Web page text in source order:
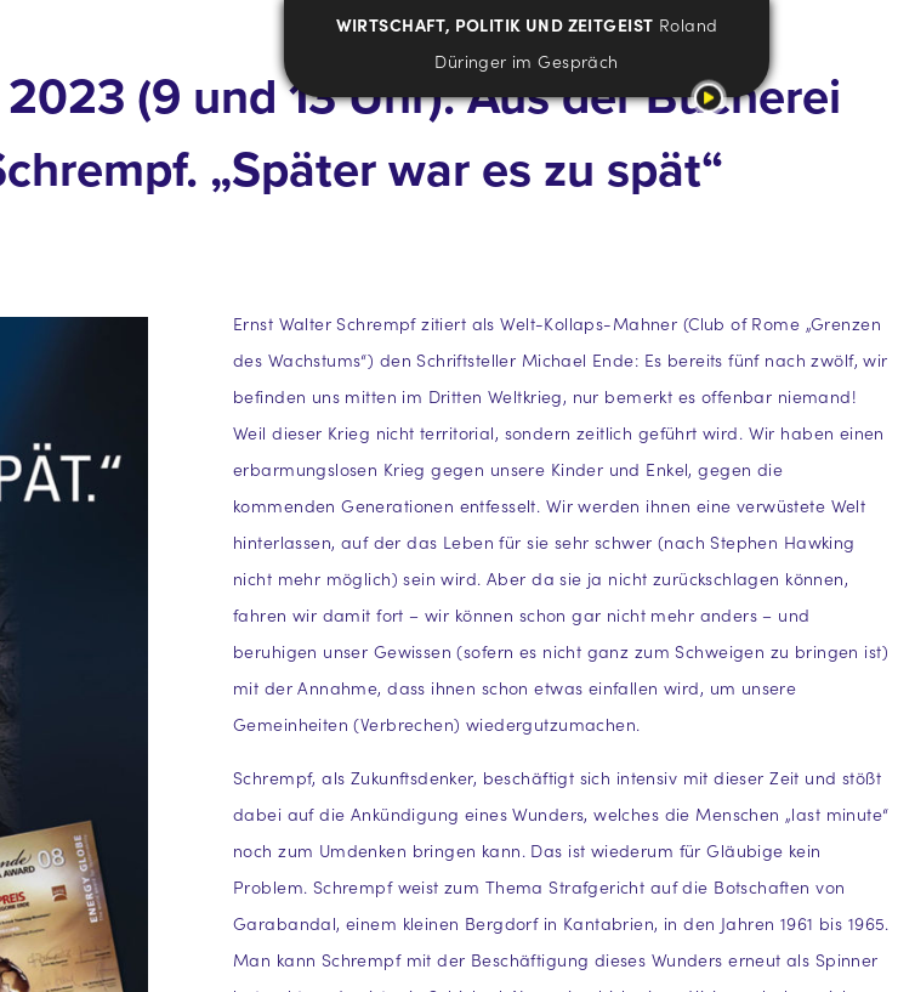
WIRTSCHAFT, POLITIK UND ZEITGEIST Roland
Düringer im Gespräch
(9 und 13 Uhr): Aus der Bücherei
„Später war es zu spät“
Ernst Walter Schrempf zitiert als Welt-Kollaps-Mahner (Club of Rome „Grenzen
des Wachstums“) den Schriftsteller Michael Ende: Es bereits fünf nach zwölf, wir
befinden uns mitten im Dritten Weltkrieg, nur bemerkt es offenbar niemand!
Weil dieser Krieg nicht territorial, sondern zeitlich geführt wird. Wir haben einen
erbarmungslosen Krieg gegen unsere Kinder und Enkel, gegen die
kommenden Generationen entfesselt. Wir werden ihnen eine verwüstete Welt
hinterlassen, auf der das Leben für sie sehr schwer (nach Stephen Hawking
nicht mehr möglich) sein wird. Aber da sie ja nicht zurückschlagen können,
fahren wir damit fort – wir können schon gar nicht mehr anders – und
beruhigen unser Gewissen (sofern es nicht ganz zum Schweigen zu bringen ist)
mit der Annahme, dass ihnen schon etwas einfallen wird, um unsere
Gemeinheiten (Verbrechen) wiedergutzumachen.
Schrempf, als Zukunftsdenker, beschäftigt sich intensiv mit dieser Zeit und stößt
dabei auf die Ankündigung eines Wunders, welches die Menschen „last minute“
noch zum Umdenken bringen kann. Das ist wiederum für Gläubige kein
Problem. Schrempf weist zum Thema Strafgericht auf die Botschaften von
Garabandal, einem kleinen Bergdorf in Kantabrien, in den Jahren 1961 bis 1965.
Man kann Schrempf mit der Beschäftigung dieses Wunders erneut als Spinner